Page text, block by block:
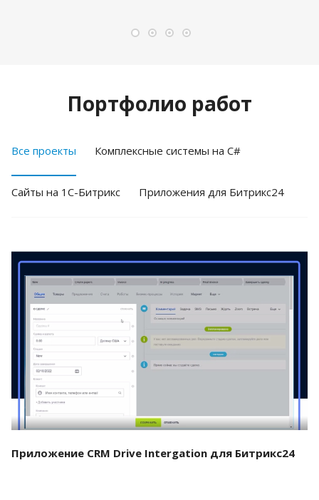
Портфолио работ
Все проекты Комплексные системы на C#
Cайты на 1С-Битрикс Приложения для Битрикс24
Смотреть проект
Приложение CRM Drive Intergation для Битрикс24